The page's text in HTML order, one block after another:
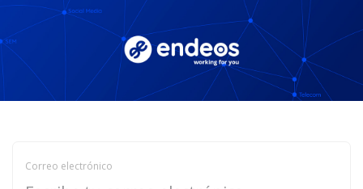
IR AL CONTENIDO
Correo electrónico